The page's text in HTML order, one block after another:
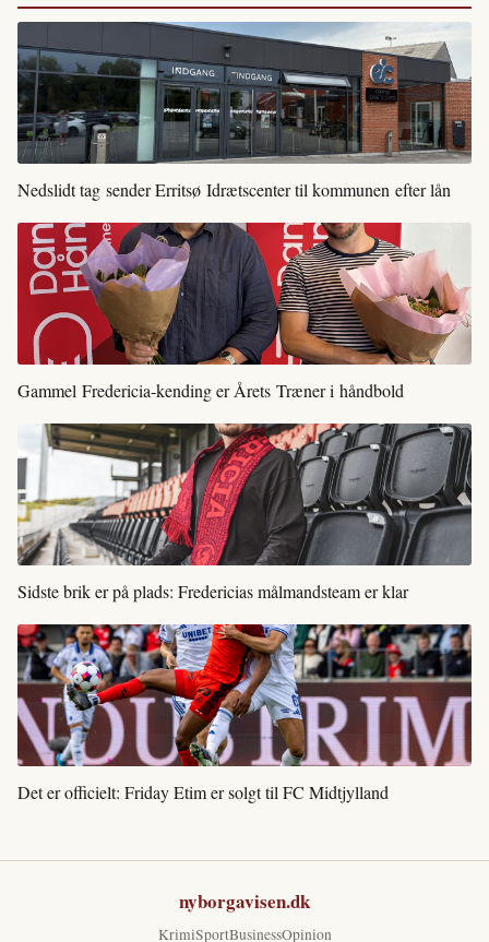
Nedslidt tag sender Erritsø Idrætscenter til kommunen efter lån
Gammel Fredericia-kending er Årets Træner i håndbold
Sidste brik er på plads: Fredericias målmandsteam er klar
Det er officielt: Friday Etim er solgt til FC Midtjylland
nyborgavisen.dk
KrimiSportBusinessOpinion